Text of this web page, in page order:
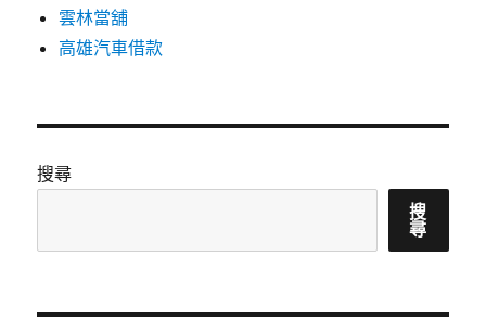
雲林當舖
高雄汽車借款
搜尋
搜
尋